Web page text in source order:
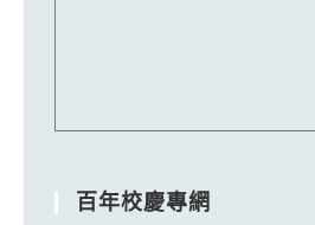
百年校慶專網